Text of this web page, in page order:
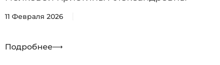
11 Февраля 2026
Подробнее